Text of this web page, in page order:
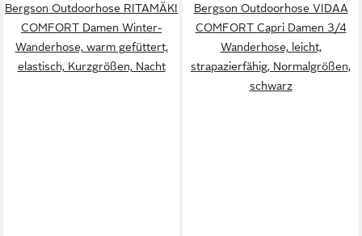
Bergson Outdoorhose RITAMÄKI
COMFORT Damen Winter-
Wanderhose, warm gefüttert,
elastisch, Kurzgrößen, Nacht
Bergson Outdoorhose VIDAA
COMFORT Capri Damen 3/4
Wanderhose, leicht,
strapazierfähig, Normalgrößen,
schwarz